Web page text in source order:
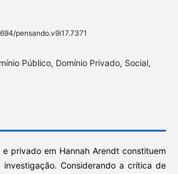
pensando.v9i17.7371
Público, Domínio Privado, Social,
privado em Hannah Arendt constituem
Considerando a crítica de